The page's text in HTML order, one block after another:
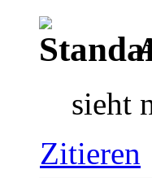
sieht
Zitieren